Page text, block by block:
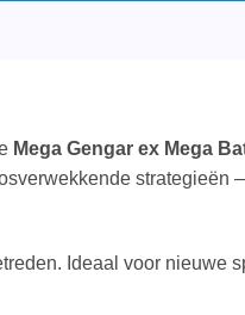
Mega Gengar ex Mega
strategieën
Ideaal voor nieuwe